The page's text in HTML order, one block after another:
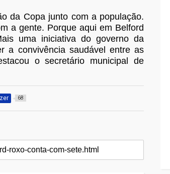
da Copa junto com a população.
a gente. Porque aqui em Belford
uma iniciativa do governo da
a convivência saudável entre as
o secretário municipal de
68